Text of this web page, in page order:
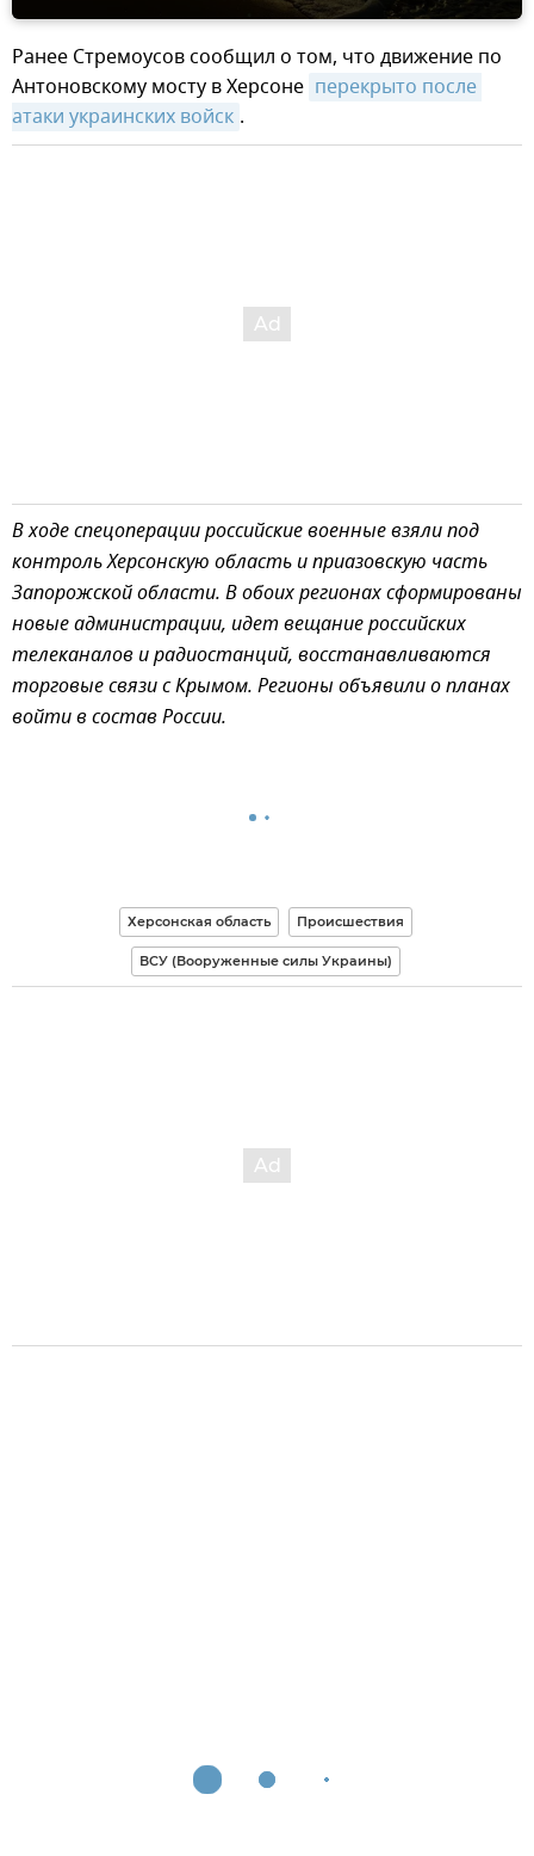
Ранее Стремоусов сообщил о том, что движение по
Антоновскому мосту в Херсоне перекрыто после
атаки украинских войск .
В ходе спецоперации российские военные взяли под
контроль Херсонскую область и приазовскую часть
Запорожской области. В обоих регионах сформированы
новые администрации, идет вещание российских
телеканалов и радиостанций, восстанавливаются
торговые связи с Крымом. Регионы объявили о планах
войти в состав России.
Херсонская область Происшествия
ВСУ (Вооруженные силы Украины)